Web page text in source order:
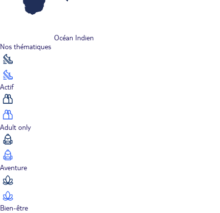
Océan Indien
Nos thématiques
Actif
Adult only
Aventure
Bien-être